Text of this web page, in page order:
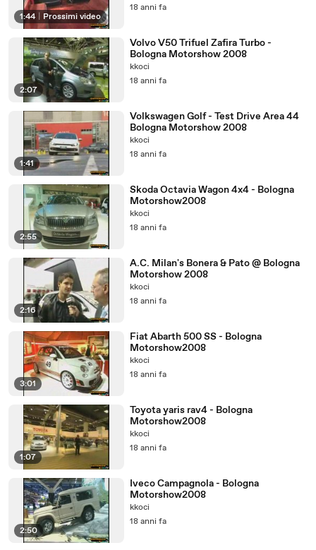
1:44 Prossimi video
18 anni fa
2:07
Volvo V50 Trifuel Zafira Turbo -
Bologna Motorshow 2008
kkoci
18 anni fa
1:41
Volkswagen Golf - Test Drive Area 44
Bologna Motorshow 2008
kkoci
18 anni fa
2:55
Skoda Octavia Wagon 4x4 - Bologna
Motorshow2008
kkoci
18 anni fa
2:16
A.C. Milan's Bonera & Pato @ Bologna
Motorshow 2008
kkoci
18 anni fa
3:01
Fiat Abarth 500 SS - Bologna
Motorshow2008
kkoci
18 anni fa
1:07
Toyota yaris rav4 - Bologna
Motorshow2008
kkoci
18 anni fa
2:50
Iveco Campagnola - Bologna
Motorshow2008
kkoci
18 anni fa